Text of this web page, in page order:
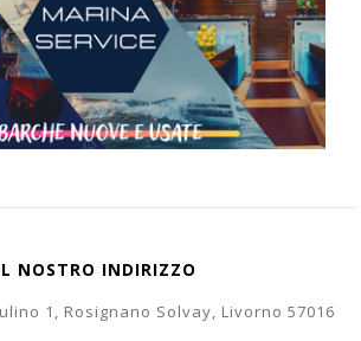
NOSTRO INDIRIZZO
1, Rosignano Solvay, Livorno 57016